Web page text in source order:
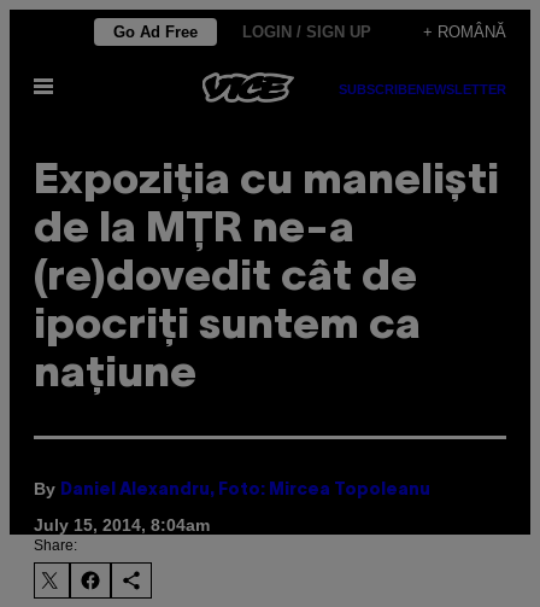
content
Go Ad Free LOGIN / SIGN UP + ROMÂNĂ
Open
SUBSCRIBENEWSLETTER
Expoziția cu maneliști
de la MȚR ne-a
(re)dovedit cât de
ipocriți suntem ca
națiune
By Daniel Alexandru, Foto: Mircea Topoleanu
July 15, 2014, 8:04am
Share: